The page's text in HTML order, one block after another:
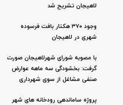
لاهیجان تشریح شد
وجود ۳۷۰ هکتار بافت فرسوده
شهری در لاهیجان
با مصوبه شورای شهرلاهیجان صورت
گرفت: بخشودگی سه ماهه عوارض
صنفی مشاغل از سوی شهرداری
پروژه ساماندهی رودخانه های شهر